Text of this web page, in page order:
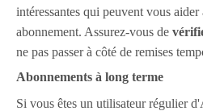
intéressantes qui peuvent vous
abonnement. Assurez-vous de
ne pas passer à côté de remises
Abonnements à long terme
Si vous êtes un utilisateur régulier